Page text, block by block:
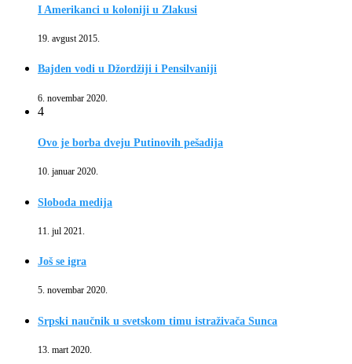
I Amerikanci u koloniji u Zlakusi
19. avgust 2015.
Bajden vodi u Džordžiji i Pensilvaniji
6. novembar 2020.
4
Ovo je borba dveju Putinovih pešadija
10. januar 2020.
Sloboda medija
11. jul 2021.
Još se igra
5. novembar 2020.
Srpski naučnik u svetskom timu istraživača Sunca
13. mart 2020.